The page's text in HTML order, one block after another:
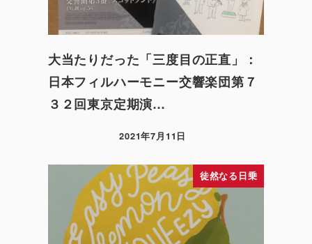
大当たりだった「三度目の正直」：
日本フィルハーモニー交響楽団第７
３２回東京定期演…
2021年7月11日
徒然なる日乗